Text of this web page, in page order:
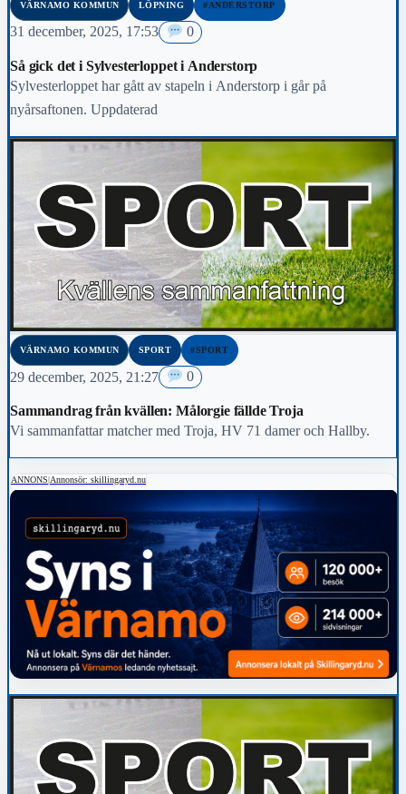
VÄRNAMO KOMMUN LÖPNING #ANDERSTORP
31 december, 2025, 17:53 0
Så gick det i Sylvesterloppet i Anderstorp
Sylvesterloppet har gått av stapeln i Anderstorp i går på
nyårsaftonen. Uppdaterad
VÄRNAMO KOMMUN SPORT #SPORT
29 december, 2025, 21:27 0
Sammandrag från kvällen: Målorgie fällde Troja
Vi sammanfattar matcher med Troja, HV 71 damer och Hallby.
ANNONS Annonsör: skillingaryd.nu